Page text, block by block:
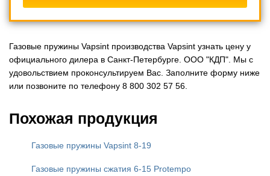
Газовые пружины Vapsint производства Vapsint узнать цену у
официального дилера в Санкт-Петербурге. ООО "КДП". Мы с
удовольствием проконсультируем Вас. Заполните форму ниже
или позвоните по телефону 8 800 302 57 56.
Похожая продукция
Газовые пружины Vapsint 8-19
Газовые пружины сжатия 6-15 Protempo